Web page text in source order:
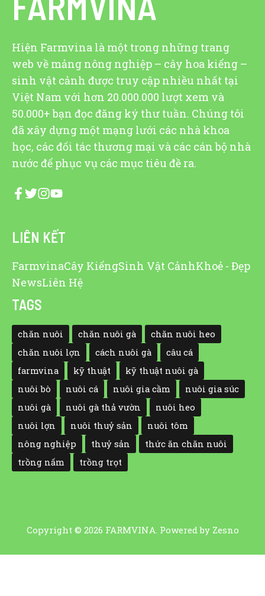
Hiện Farmvina là một trong những trang
web về mảng nông nghiệp – cây hoa kiểng –
sinh vật cảnh được truy cập nhiều nhất tại
Việt Nam với hơn 20.000.000 lượt xem và
50.000+ bạn đọc đăng ký thư tuần. Chúng tôi
đã xây dựng một mạng lưới các nhà khoa
học, các đối tác thương mại và các cán bộ nhà
nước để phục vụ các mục tiêu đề ra.
LIÊN KẾT
FarmvinaCây KiểngSinh Vật CảnhKhoẻ - Đẹp
NewsLiên Hệ
TAGS
chăn nuôi chăn nuôi gà
chăn nuôi heo
chăn nuôi lợn
cách nuôi gà
câu cá
farmvina
kỹ thuật
kỹ thuật nuôi gà
nuôi bò
nuôi cá nuôi gia cầm
nuôi gia súc
nuôi gà
nuôi gà thả vườn
nuôi heo
nuôi lợn
nuôi thuỷ sản
nuôi tôm
nông nghiệp
thuỷ sản
thức ăn chăn nuôi
trồng nấm
trồng trọt
Copyright © 2026 FARMVINA. Powered by Zesno